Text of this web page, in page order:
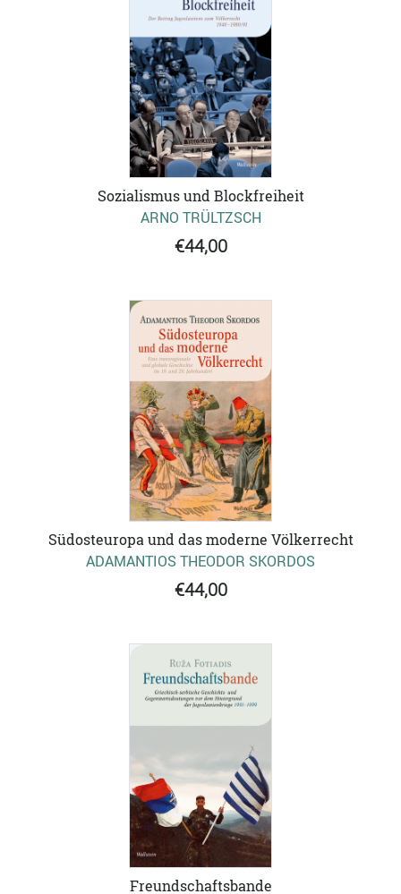
Sozialismus und Blockfreiheit
ARNO TRÜLTZSCH
€44,00
Südosteuropa und das moderne Völkerrecht
ADAMANTIOS THEODOR SKORDOS
€44,00
Freundschaftsbande